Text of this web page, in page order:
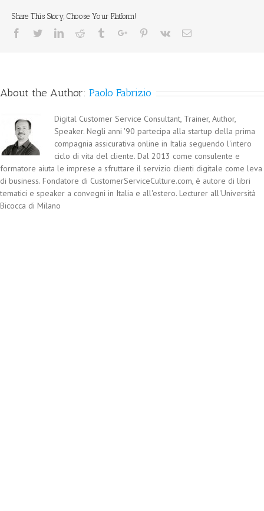
Share This Story, Choose Your Platform!
Facebook
TwitterLinkedinReddit TumblrGoogle+Pinterest
Vk Email
About the Author: Paolo Fabrizio
Digital Customer Service Consultant, Trainer, Author,
Speaker. Negli anni '90 partecipa alla startup della prima
compagnia assicurativa online in Italia seguendo l'intero
ciclo di vita del cliente. Dal 2013 come consulente e
formatore aiuta le imprese a sfruttare il servizio clienti digitale come leva
di business. Fondatore di CustomerServiceCulture.com, è autore di libri
tematici e speaker a convegni in Italia e all'estero. Lecturer all'Università
Bicocca di Milano